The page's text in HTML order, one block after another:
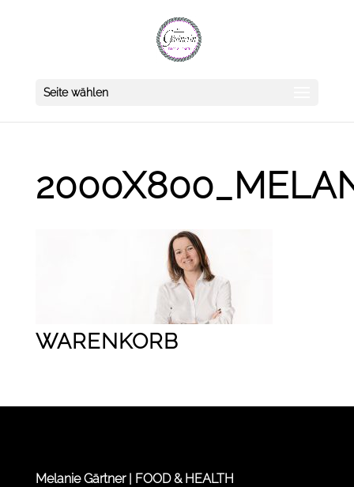
Seite wählen
WARENKORB
Melanie Gärtner | FOOD & HEALTH